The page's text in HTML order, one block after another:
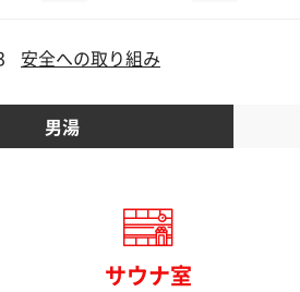
安全への取り組み
男湯
サウナ室